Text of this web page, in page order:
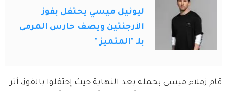
ليونيل ميسي يحتفل بفوز
الأرجنتين ويصف حارس المرمى
بلـ "المتميز "
قام زملاء ميسي بحمله بعد النهاية حيث إحتفلوا بالفوز، أثر